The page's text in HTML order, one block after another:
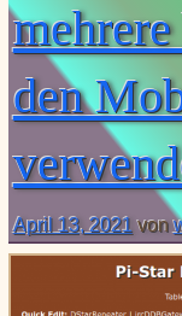
den
April 13, 2021 von